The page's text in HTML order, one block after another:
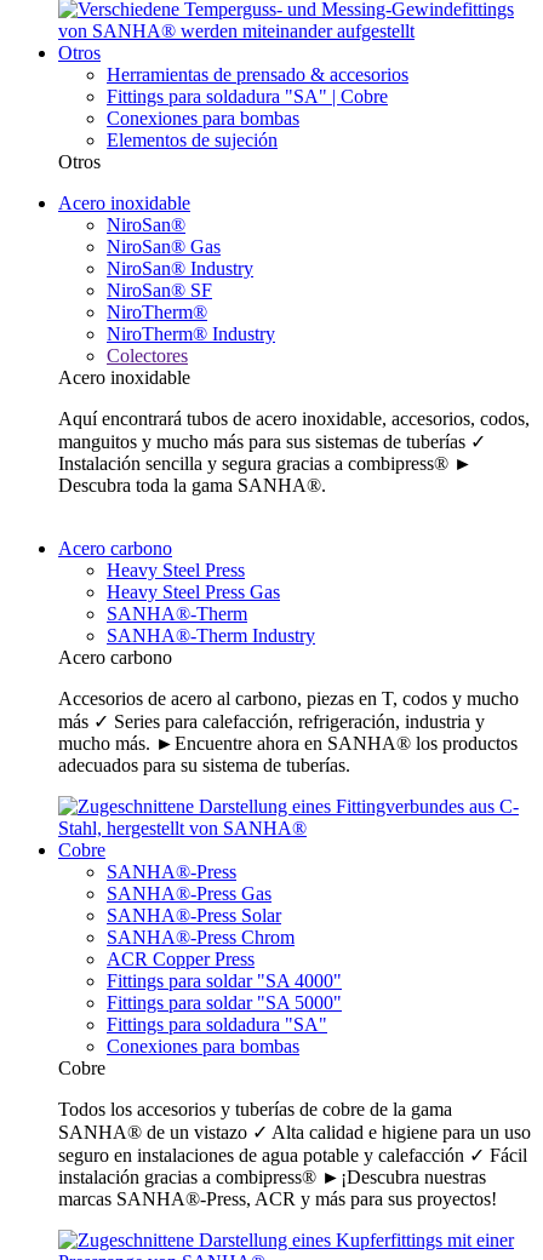
Otros
Herramientas de prensado & accesorios
Fittings para soldadura "SA" | Cobre
Conexiones para bombas
Elementos de sujeción
Otros
Acero inoxidable
NiroSan®
NiroSan® Gas
NiroSan® Industry
NiroSan® SF
NiroTherm®
NiroTherm® Industry
Colectores
Acero inoxidable
Aquí encontrará tubos de acero inoxidable, accesorios, codos,
manguitos y mucho más para sus sistemas de tuberías ✓
Instalación sencilla y segura gracias a combipress® ►
Descubra toda la gama SANHA®.
Acero carbono
Heavy Steel Press
Heavy Steel Press Gas
SANHA®-Therm
SANHA®-Therm Industry
Acero carbono
Accesorios de acero al carbono, piezas en T, codos y mucho
más ✓ Series para calefacción, refrigeración, industria y
mucho más. ►Encuentre ahora en SANHA® los productos
adecuados para su sistema de tuberías.
Cobre
SANHA®-Press
SANHA®-Press Gas
SANHA®-Press Solar
SANHA®-Press Chrom
ACR Copper Press
Fittings para soldar "SA 4000"
Fittings para soldar "SA 5000"
Fittings para soldadura "SA"
Conexiones para bombas
Cobre
Todos los accesorios y tuberías de cobre de la gama
SANHA® de un vistazo ✓ Alta calidad e higiene para un uso
seguro en instalaciones de agua potable y calefacción ✓ Fácil
instalación gracias a combipress® ►¡Descubra nuestras
marcas SANHA®-Press, ACR y más para sus proyectos!